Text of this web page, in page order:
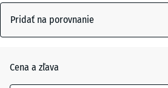
Vanilka(active)
Bridlica
Pridať na porovnanie
Cena a zľava